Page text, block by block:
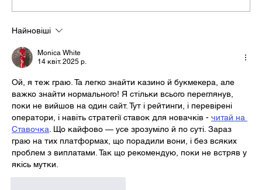
Найновіші
Monica White
14 квіт. 2025 р.
Ой, я теж граю. Та легко знайти казино й букмекера, але
важко знайти нормального! Я стільки всього переглянув,
поки не вийшов на один сайт. Тут і рейтинги, і перевірені
оператори, і навіть стратегії ставок для новачків - читай на
Ставочка . Що кайфово — усе зрозуміло й по суті. Зараз
граю на тих платформах, що порадили вони, і без всяких
проблем з виплатами. Так що рекомендую, поки не встряв у
якісь мутки.